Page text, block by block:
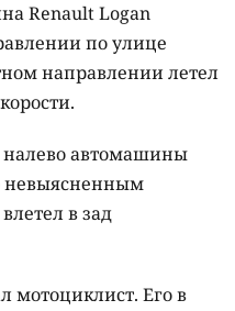
Renault Logan
по улице
направлении летел
автомашины
невыясненным
в зад
мотоциклист. Его в